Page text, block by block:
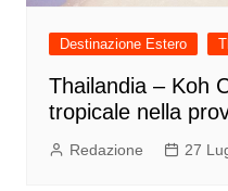
Destinazione Estero
Thailandia – Koh
tropicale nella
Redazione 27